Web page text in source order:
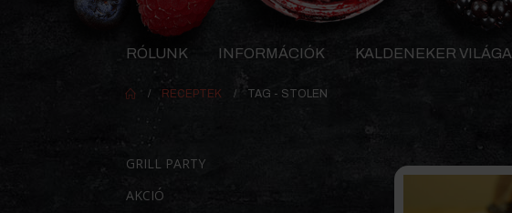
RÓLUNK INFORMÁCIÓK KALDENEKER VILÁGA
RECEPTEK TAG - STOLEN
GRILL PARTY
AKCIÓ